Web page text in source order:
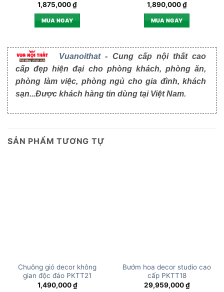
1,875,000₫
MUA NGAY
1,890,000₫
MUA NGAY
Vuanoithat- Cung cấp nội thất cao
cấp đẹp hiện đại cho phòng khách, phòng ăn,
phòng làm việc, phòng ngủ cho gia đình, khách
sạn...Được khách hàng tin dùng tại Việt Nam.
SẢN PHẨM TƯƠNG TỰ
Chuông gió decor không
gian độc đáo PKTT21
1,490,000₫
Bướm hoa decor studio cao
cấp PKTT18
29,959,000₫